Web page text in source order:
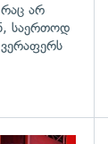
არ
საერთოდ